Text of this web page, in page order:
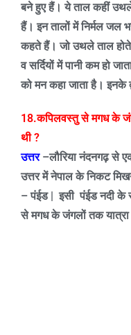
बने हुए हैं। ये ताल कहीं
हैं। इन तालों में निर्मल जल
कहते हैं। जो उथले ताल
व सर्दियों में पानी कम हो
को मन कहा जाता है। इनके
18.कपिलवस्तु से मगध के
थी?
उत्तर–लौरिया नंदनगढ़ से
उत्तर में नेपाल के निकट
– पंईड |इसी पंईड नदी के
से मगध के जंगलों तक यात्रा